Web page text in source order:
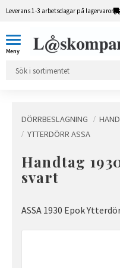
Leverans 1-3 arbetsdagar på lagervaror
DÖRRBESLAGNING
YTTERDÖRR ASSA
Handtag
svart
ASSA 1930 Epok